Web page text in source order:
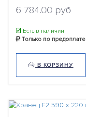
6 784.00 руб
Есть в наличии
Только по предоплате
В КОРЗИНУ